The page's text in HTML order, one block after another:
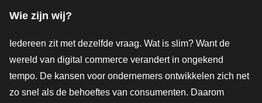
Wie zijn wij?
Iedereen zit met dezelfde vraag. Wat is slim? Want de
wereld van digital commerce verandert in ongekend
tempo. De kansen voor ondernemers ontwikkelen zich net
zo snel als de behoeftes van consumenten. Daarom